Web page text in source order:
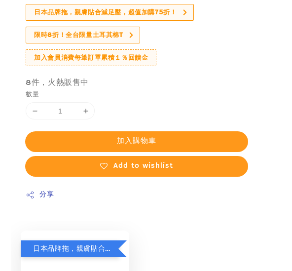
日本品牌拖，親膚貼合減足壓，超值加購75折！
限時8折！全台限量土耳其棉T
加入會員消費每筆訂單累積１％回饋金
8件，火熱販售中
數量
加入購物車
Add to wishlist
分享
日本品牌拖，親膚貼合減足壓，超值加購75折！